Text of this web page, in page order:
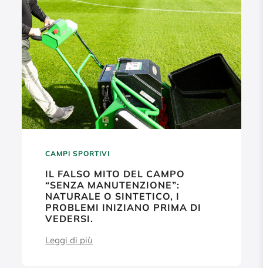
CAMPI SPORTIVI
IL FALSO MITO DEL CAMPO
“SENZA MANUTENZIONE”:
NATURALE O SINTETICO, I
PROBLEMI INIZIANO PRIMA DI
VEDERSI.
Leggi di più